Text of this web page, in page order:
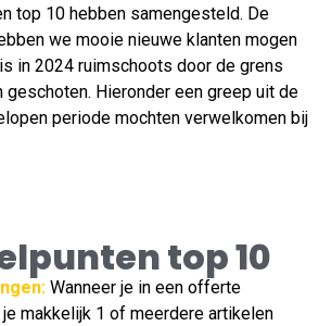
top 10 hebben samengesteld. De
we mooie nieuwe klanten mogen
in 2024 ruimschoots door de grens
geschoten. Hieronder een greep uit de
periode mochten verwelkomen bij
top 10
Wanneer je in een offerte
makkelijk 1 of meerdere artikelen